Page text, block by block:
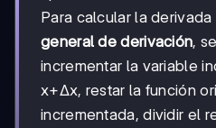
Para calcular la
general de derivación,
incrementar la variable
x+Δx, restar la función
incrementada, dividir el